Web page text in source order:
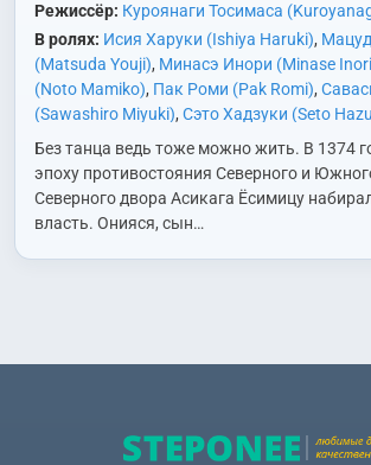
Режиссёр: Куроянаги Тосимаса
В ролях: Исия Харуки (Ishiya Haruki),
(Matsuda Youji), Минасэ Инори (Minase
(Noto Mamiko), Пак Роми (Pak Romi),
(Sawashiro Miyuki), Сэто Хадзуки (Seto
Нобуо (Tobita Nobuo)
Утида Маая (Uchida
Ханамори Юмири (Hanamori Yumiri)
Без танца ведь тоже можно жить. В 1374
эпоху противостояния Северного и
Северного двора Асикага Ёсимицу
власть. Онияся, сын…